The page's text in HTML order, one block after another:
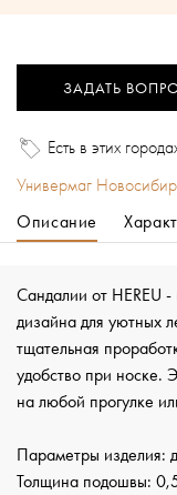
ЗАДАТЬ
Есть в этих
Универмаг
Описание
Сандалии от HEREU
дизайна для уютных
тщательная
удобство при носке.
на любой прогулке
Параметры изделия:
Толщина подошвы: